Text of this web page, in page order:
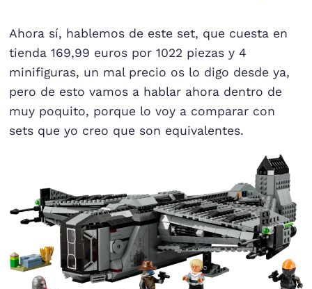
Ahora sí, hablemos de este set, que cuesta en
tienda 169,99 euros por 1022 piezas y 4
minifiguras, un mal precio os lo digo desde ya,
pero de esto vamos a hablar ahora dentro de
muy poquito, porque lo voy a comparar con
sets que yo creo que son equivalentes.